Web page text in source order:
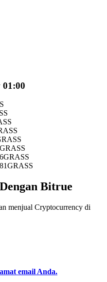
dan komisi copy trading
perdagangan, dll.
GRASS
GRASS
GRASS
Bitrue
menjual Cryptocurrency di
email Anda.